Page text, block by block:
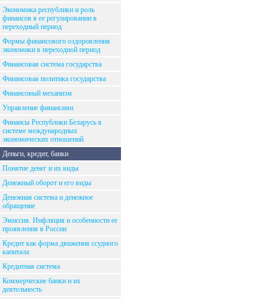
Экономика республики и роль
финансов в ее регулировании в
переходный период
Формы финансового оздоровления
экономики в переходной период
Финансовая система государства
Финансовая политика государства
Финансовый механизм
Управление финансами
Финансы Республики Беларусь в
системе международных
экономических отношений
Деньги, кредит, банки
Понятие денег и их виды
Денежный оборот и его виды
Денежная система и денежное
обращение
Эмиссия. Инфляция и особенности ее
проявления в России
Кредит как форма движения ссудного
капитала
Кредитная система
Коммерческие банки и их
деятельность